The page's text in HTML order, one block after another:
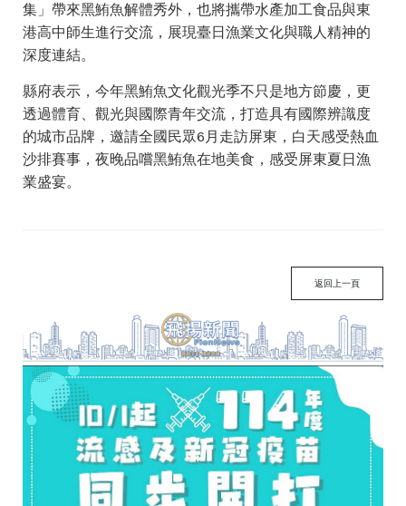
集」帶來黑鮪魚解體秀外，也將攜帶水產加工食品與東
港高中師生進行交流，展現臺日漁業文化與職人精神的
深度連結。
縣府表示，今年黑鮪魚文化觀光季不只是地方節慶，更
透過體育、觀光與國際青年交流，打造具有國際辨識度
的城市品牌，邀請全國民眾6月走訪屏東，白天感受熱血
沙排賽事，夜晚品嚐黑鮪魚在地美食，感受屏東夏日漁
業盛宴。
返回上一頁